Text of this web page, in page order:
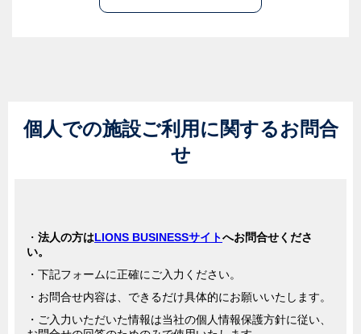
個人での施設ご利用に関するお問合
せ
法人の方はLIONS BUSINESSサイトへお問合せくださ
い。
下記フォームに正確にご入力ください。
お問合せ内容は、できるだけ具体的にお願いいたします。
ご入力いただいた情報は当社の個人情報保護方針に従い、